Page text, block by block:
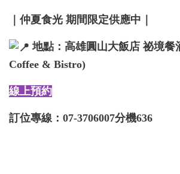
｜仲夏食光 期間限定供應中｜
地點：高雄圓山大飯店 祕境餐
Coffee & Bistro)
線上預約
訂位專線：07-3706007分機636